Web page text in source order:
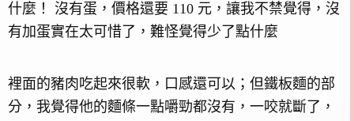
什麼！ 沒有蛋，價格還要 110 元，讓我不禁覺得，沒
有加蛋實在太可惜了，難怪覺得少了點什麼
裡面的豬肉吃起來很軟，口感還可以；但鐵板麵的部
分，我覺得他的麵條一點嚼勁都沒有，一咬就斷了，